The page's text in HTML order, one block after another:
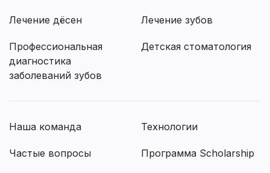
Лечение дёсен Лечение зубов
Профессиональная
диагностика
заболеваний зубов
Детская стоматология
Наша команда Технологии
Частые вопросы Программа Scholarship